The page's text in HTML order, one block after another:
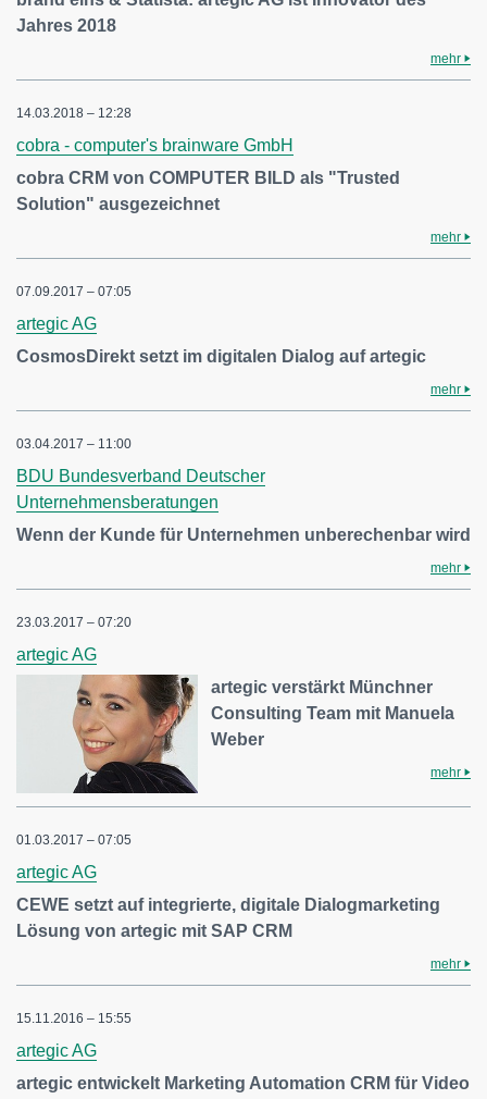
Jahres 2018
mehr
14.03.2018 – 12:28
cobra - computer's brainware GmbH
cobra CRM von COMPUTER BILD als "Trusted
Solution" ausgezeichnet
mehr
07.09.2017 – 07:05
artegic AG
CosmosDirekt setzt im digitalen Dialog auf artegic
mehr
03.04.2017 – 11:00
BDU Bundesverband Deutscher
Unternehmensberatungen
Wenn der Kunde für Unternehmen unberechenbar wird
mehr
23.03.2017 – 07:20
artegic AG
artegic verstärkt Münchner
Consulting Team mit Manuela
Weber
mehr
01.03.2017 – 07:05
artegic AG
CEWE setzt auf integrierte, digitale Dialogmarketing
Lösung von artegic mit SAP CRM
mehr
15.11.2016 – 15:55
artegic AG
artegic entwickelt Marketing Automation CRM für Video